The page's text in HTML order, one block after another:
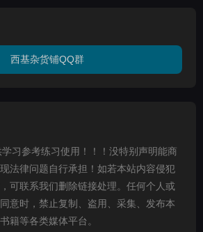
西基杂货铺QQ群
习参考练习使用！！！没特别声明能商
法律问题自行承担！如若本站内容侵犯
可联系我们删除链接处理。任何个人或
意时，禁止复制、盗用、采集、发布本
籍等各类媒体平台。